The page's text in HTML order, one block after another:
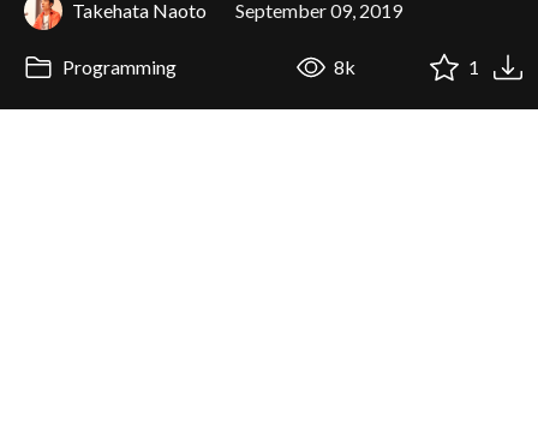
Takehata Naoto September 09, 2019
Programming 8k 1